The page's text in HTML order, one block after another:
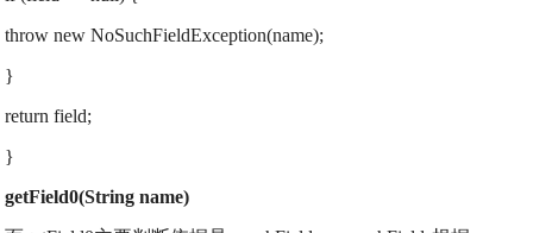
throw new NoSuchFieldException(name);
}
return field;
}
getField0(String name)